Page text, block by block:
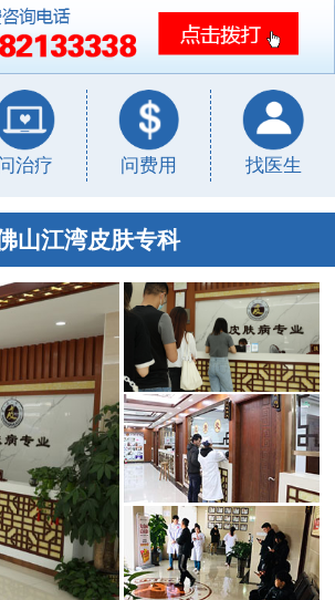
治疗 问费用 找医生
山江湾皮肤专科